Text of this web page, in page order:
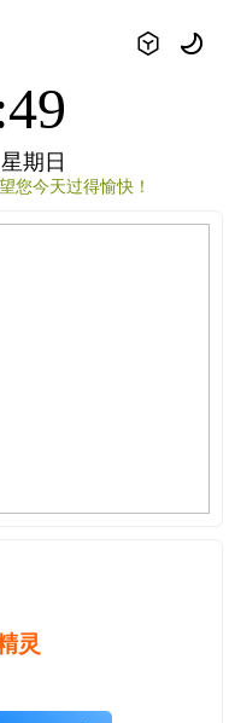
星期日
您今天过得愉快！
灵